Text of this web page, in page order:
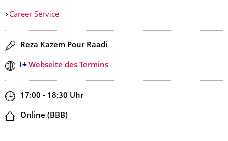
Career Service
Redner
Reza Kazem Pour Raadi
Webseite des Termins
Zeit
17:00 - 18:30 Uhr
Ort
Online (BBB)